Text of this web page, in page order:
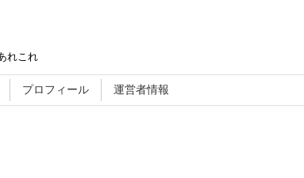
れこれ
プロフィール 運営者情報